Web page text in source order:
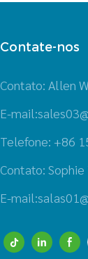
Contate-nos
Contato: Allen
E-mail:
Telefone: +86
Contato: Sophie
E-mail: